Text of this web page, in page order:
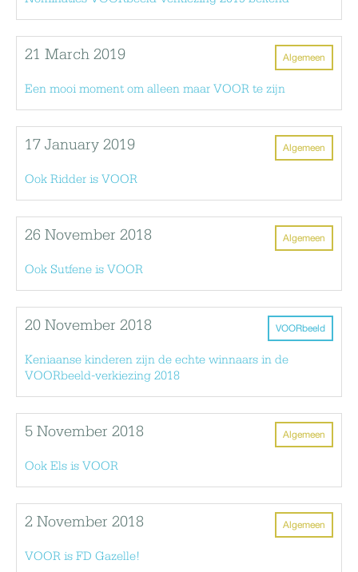
Algemeen
21 March 2019
Een mooi moment om alleen maar VOOR te zijn
Algemeen
17 January 2019
Ook Ridder is VOOR
Algemeen
26 November 2018
Ook Sutfene is VOOR
VOORbeeld
20 November 2018
Keniaanse kinderen zijn de echte winnaars in de
VOORbeeld-verkiezing 2018
Algemeen
5 November 2018
Ook Els is VOOR
Algemeen
2 November 2018
VOOR is FD Gazelle!